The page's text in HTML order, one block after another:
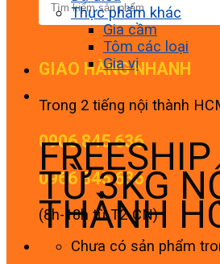
GIAO HÀNG NHANH
Trong 2 tiếng nội thành
0906 845 636
0966 845 636
(8h-18h từ T2-CN)
Chưa có sản phẩm
Thực phẩm khác
Gia cầm
Tôm các loại
Gia vị
TỪ 3KG
THÀNH